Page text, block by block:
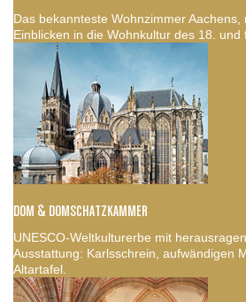
Das bekannteste Wohnzimmer Aachens,
Einblicken in die Wohnkultur des 18.
DOM & DOMSCHATZKAMMER
UNESCO-Weltkulturerbe mit
Ausstattung: Karlsschrein, aufwändigen
Altartafel.